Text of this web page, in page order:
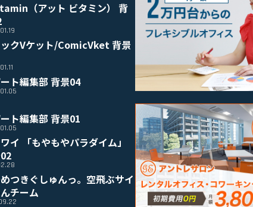
（アット ビタミン） 背
クVケット/ComicVket 背景
ト編集部 背景04
ト編集部 背景01
イ 「もやもやパラダイム」
つきぐしゅんっ。空飛ぶサイ
チーム